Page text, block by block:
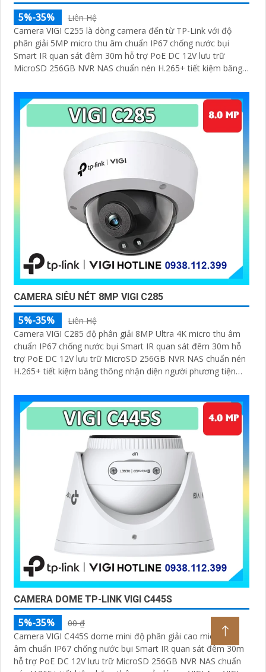
5%-35%
Liên Hệ
Camera VIGI C255 là dòng camera đến từ TP-Link với độ
phân giải 5MP micro thu âm chuẩn IP67 chống nước bụi
Smart IR quan sát đêm 30m hỗ trợ PoE DC 12V lưu trữ
MicroSD 256GB NVR NAS chuẩn nén H.265+ tiết kiệm băng
quản lý qua VIGI App VIGI Manager trình duyệt web giám sát
sắc nét
CAMERA SIÊU NÉT 8MP VIGI C285
5%-35%
Liên Hệ
Camera VIGI C285 độ phân giải 8MP Ultra 4K micro thu âm
chuẩn IP67 chống nước bụi Smart IR quan sát đêm 30m hỗ
trợ PoE DC 12V lưu trữ MicroSD 256GB NVR NAS chuẩn nén
H.265+ tiết kiệm băng thông nhận diện người phương tiện
Manager trình duyệt web giám sát sắc nét
CAMERA DOME TP-LINK VIGI C445S
5%-35%
00 ₫
Camera VIGI C445S dome mini độ phân giải cao micro thu
âm chuẩn IP67 chống nước bụi Smart IR quan sát đêm 30m
hỗ trợ PoE DC 12V lưu trữ MicroSD 256GB NVR NAS chuẩn